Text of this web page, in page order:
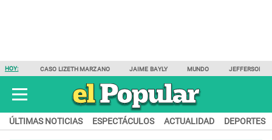
HOY: CASO LIZETH MARZANO JAIME BAYLY MUNDO JEFFERSON
ÚLTIMAS NOTICIAS ESPECTÁCULOS ACTUALIDAD DEPORTES